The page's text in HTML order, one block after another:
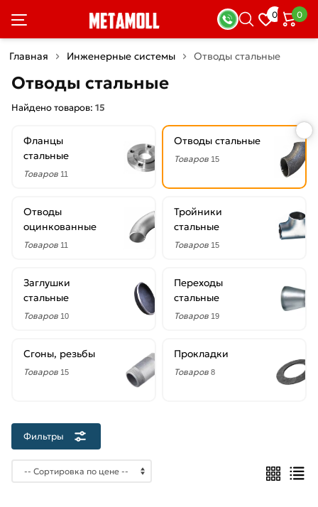
0 0
Главная Инженерные системы Отводы стальные
Отводы стальные
Найдено товаров: 15
Фланцы
стальные
Товаров 11
Отводы стальные
Товаров 15
Отводы
оцинкованные
Товаров 11
Тройники
стальные
Товаров 15
Заглушки
стальные
Товаров 10
Переходы
стальные
Товаров 19
Сгоны, резьбы
Товаров 15
Прокладки
Товаров 8
Фильтры
Фильтры
×
скидкой
Цена
руб.
100
мм
125
15
мм
мм
мм